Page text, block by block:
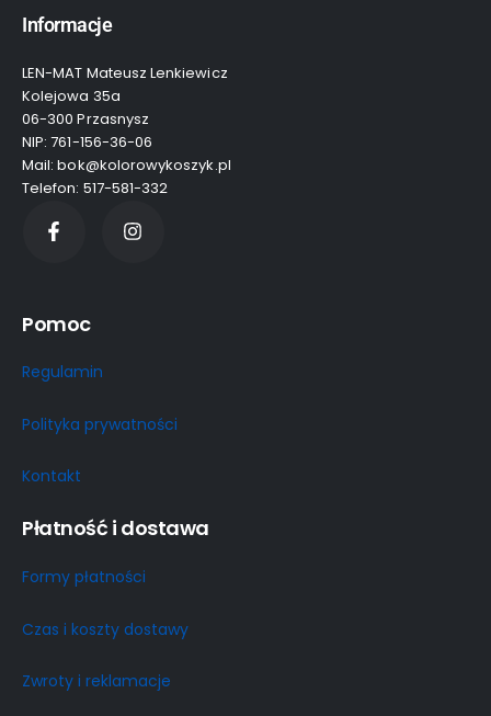
Informacje
LEN-MAT Mateusz Lenkiewicz
Kolejowa 35a
06-300 Przasnysz
NIP: 761-156-36-06
Mail: bok@kolorowykoszyk.pl
Telefon: 517-581-332
Pomoc
Regulamin
Polityka prywatności
Kontakt
Płatność i dostawa
Formy płatności
Czas i koszty dostawy
Zwroty i reklamacje